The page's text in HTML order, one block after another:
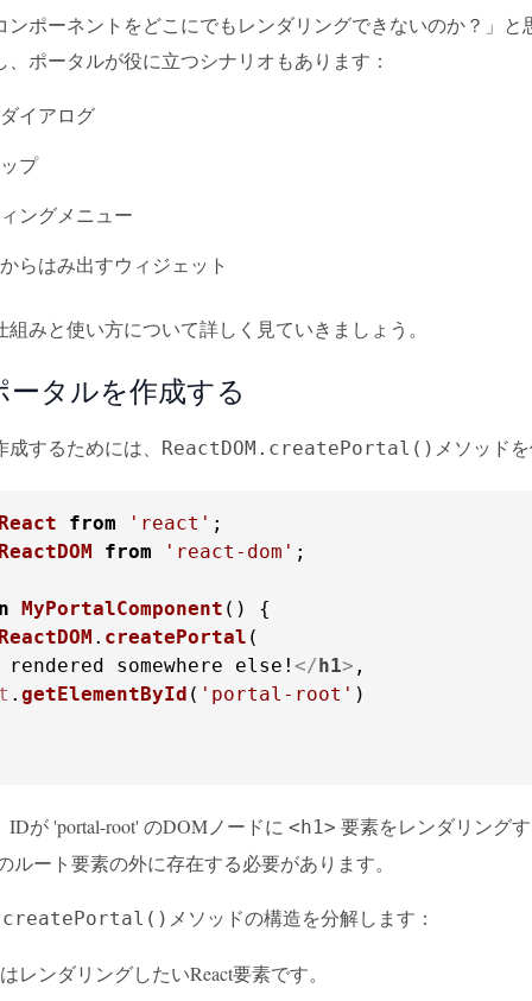
ンポーネントをどこにでもレンダリングできないのか？」
、ポータルが役に立つシナリオもあります：
イアログ
プ
ングメニュー
らはみ出すウィジェット
組みと使い方について詳しく見ていきましょう。
ータルを作成する
するためには、 ReactDOM.createPortal() メソッド
from 'react'
from 'react-dom' ;
MyPortalComponent (
. createPortal
somewhere else! </h1>
. getElementById ( 'portal-root' )
IDが 'portal-root' のDOMノードに <h1> 要素をレンダリング
ルート要素の外に存在する必要があります。
メソッドの構造を分解します：
レンダリングしたいReact要素です。